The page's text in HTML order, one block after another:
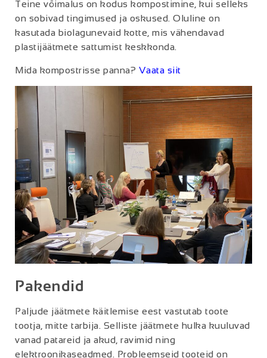
Teine võimalus on kodus kompostimine, kui selleks
on sobivad tingimused ja oskused. Oluline on
kasutada biolagunevaid kotte, mis vähendavad
plastijäätmete sattumist keskkonda.
Mida kompostrisse panna? Vaata siit
Pakendid
Paljude jäätmete käitlemise eest vastutab toote
tootja, mitte tarbija. Selliste jäätmete hulka kuuluvad
vanad patareid ja akud, ravimid ning
elektroonikaseadmed. Probleemseid tooteid on